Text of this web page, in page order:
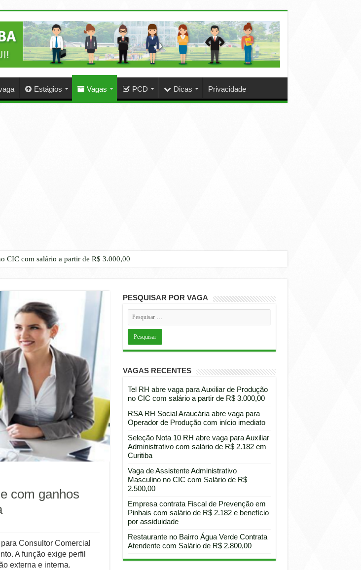
Estágios Vagas PCD Dicas Privacidade
CIC com salário a partir de R$ 3.000,00
com ganhos
Consultor Comercial
A função exige perfil
externa e interna.
PESQUISAR POR VAGA
VAGAS RECENTES
Tel RH abre vaga para Auxiliar de Produção
no CIC com salário a partir de R$ 3.000,00
RSA RH Social Araucária abre vaga para
Operador de Produção com início imediato
Seleção Nota 10 RH abre vaga para Auxiliar
Administrativo com salário de R$ 2.182 em
Curitiba
Vaga de Assistente Administrativo
Masculino no CIC com Salário de R$
2.500,00
Empresa contrata Fiscal de Prevenção em
Pinhais com salário de R$ 2.182 e benefício
por assiduidade
Restaurante no Bairro Água Verde Contrata
Atendente com Salário de R$ 2.800,00